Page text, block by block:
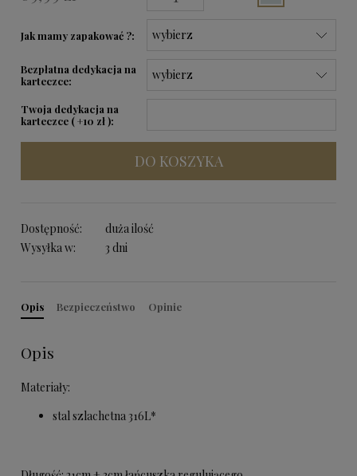
Jak mamy zapakować ?:
Bezpłatna dedykacja na
karteczce:
Twoja dedykacja na
karteczce ( +10 zł ):
DO KOSZYKA
Dostępność:
duża ilość
Wysyłka w:
3 dni
Opis Bezpieczeństwo Opinie
Opis
Materiały:
stal szlachetna 316L*